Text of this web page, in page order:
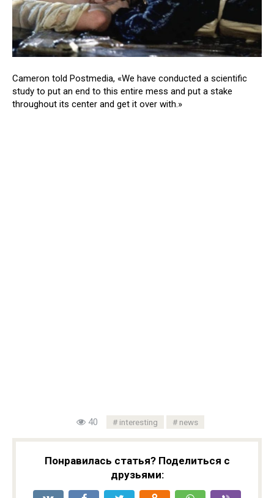
Cameron told Postmedia, «We have conducted a scientific
study to put an end to this entire mess and put a stake
throughout its center and get it over with.»
40 interesting news
Понравилась статья? Поделиться с
друзьями: